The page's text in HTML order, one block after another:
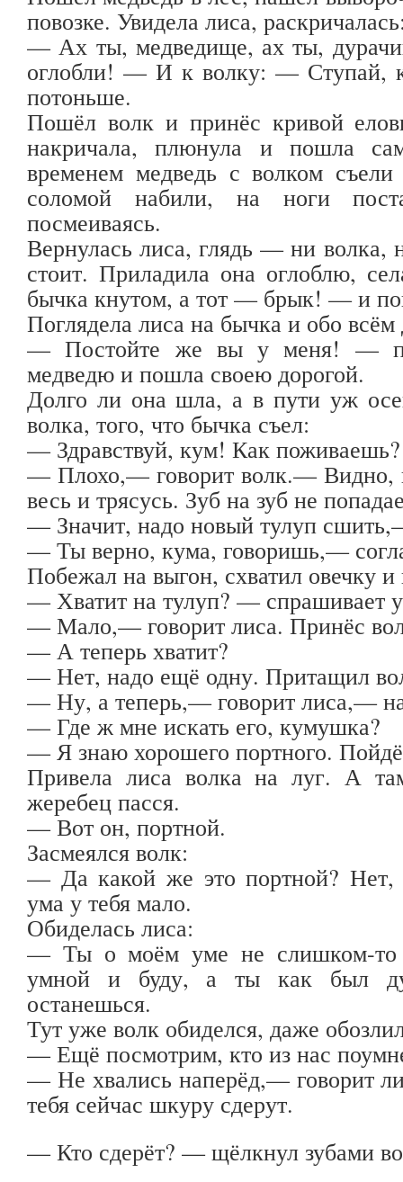
повозке. Увидела лиса,
— Ах ты, медведище, ах ты,
оглобли! — И к волку: — Ступай,
потоньше.
Пошёл волк и принёс кривой
накричала, плюнула и пошла
временем медведь с волком
соломой набили, на ноги
посмеиваясь.
Вернулась лиса, глядь — ни волка,
стоит. Приладила она оглоблю,
бычка кнутом, а тот — брык! — и
Поглядела лиса на бычка и обо всём
— Постойте же вы у меня! —
медведю и пошла своею дорогой.
Долго ли она шла, а в пути уж
волка, того, что бычка съел:
— Здравствуй, кум! Как поживаешь?
— Плохо,— говорит волк.— Видно,
весь и трясусь. Зуб на зуб не
— Значит, надо новый тулуп
— Ты верно, кума, говоришь,—
Побежал на выгон, схватил овечку
— Хватит на тулуп? — спрашивает
— Мало,— говорит лиса. Принёс
— А теперь хватит?
— Нет, надо ещё одну. Притащил
— Ну, а теперь,— говорит лиса,—
— Где ж мне искать его, кумушка?
— Я знаю хорошего портного.
Привела лиса волка на луг. А
жеребец пасся.
— Вот он, портной.
Засмеялся волк:
— Да какой же это портной?
ума у тебя мало.
Обиделась лиса:
— Ты о моём уме не слишком-то
умной и буду, а ты как был
останешься.
Тут уже волк обиделся, даже
— Ещё посмотрим, кто из нас
— Не хвались наперёд,— говорит
тебя сейчас шкуру сдерут.
— Кто сдерёт? — щёлкнул зубами